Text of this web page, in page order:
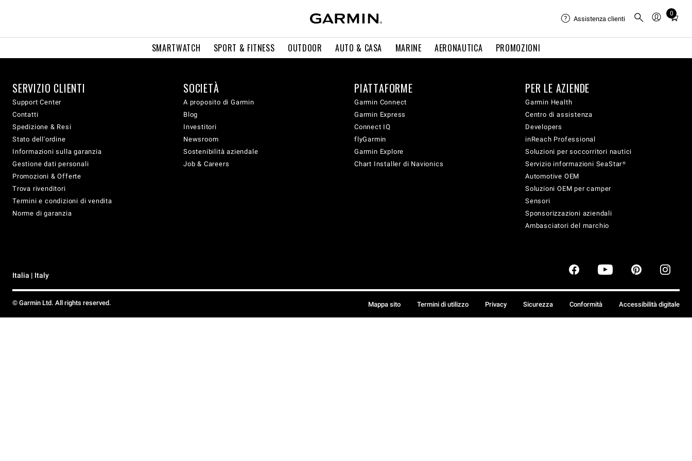
SMARTWATCH SPORT & FITNESS OUTDOOR AUTO & CASA MARINE AERONAUTICA PROMOZIONI
Assistenza clienti
0
Total
cart:
SERVIZIO CLIENTI
Support Center
Contatti
Spedizione & Resi
Stato dell'ordine
Informazioni sulla garanzia
Gestione dati personali
Promozioni & Offerte
Trova rivenditori
Termini e condizioni di vendita
Norme di garanzia
SOCIETÀ
A proposito di Garmin
Blog
Investitori
Newsroom
Sostenibilità aziendale
Job & Careers
PIATTAFORME
Garmin Connect
Garmin Express
Connect IQ
flyGarmin
Garmin Explore
Chart Installer di Navionics
PER LE AZIENDE
Garmin Health
Centro di assistenza
Developers
inReach Professional
Soluzioni per soccorritori nautici
Servizio informazioni SeaStar®
Automotive OEM
Soluzioni OEM per camper
Sensori
Sponsorizzazioni aziendali
Ambasciatori del marchio
Italia | Italy
© Garmin Ltd. All rights reserved. Mappa sito Termini di utilizzo Privacy Sicurezza Conformità Accessibilità digitale